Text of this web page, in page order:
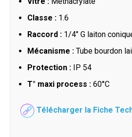
Classe : 1.6
Raccord : 1/4" G laiton
Mécanisme : Tube bourdon
Protection :
IP 54
T° maxi process : 60°C
Télécharger la Fiche